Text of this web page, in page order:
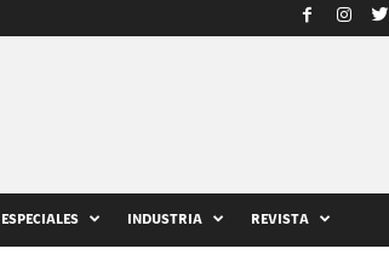
ESPECIALES INDUSTRIA REVISTA